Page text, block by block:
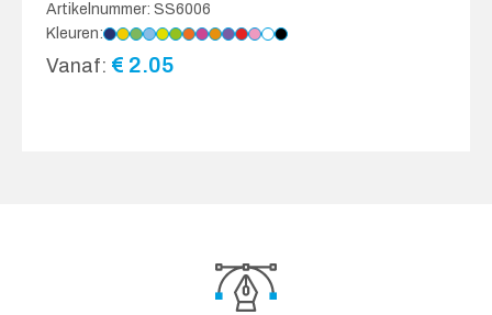
Artikelnummer: SS6006
Kleuren:
Vanaf: € 2.05